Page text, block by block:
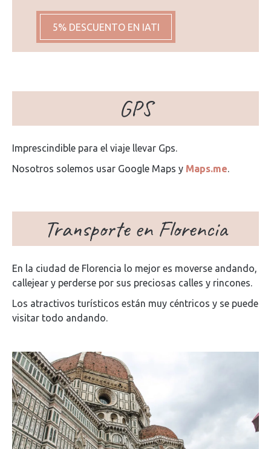
5% DESCUENTO EN IATI
GPS
Imprescindible para el viaje llevar Gps.
Nosotros solemos usar Google Maps y Maps.me.
Transporte en Florencia
En la ciudad de Florencia lo mejor es moverse andando,
callejear y perderse por sus preciosas calles y rincones.
Los atractivos turísticos están muy céntricos y se puede
visitar todo andando.